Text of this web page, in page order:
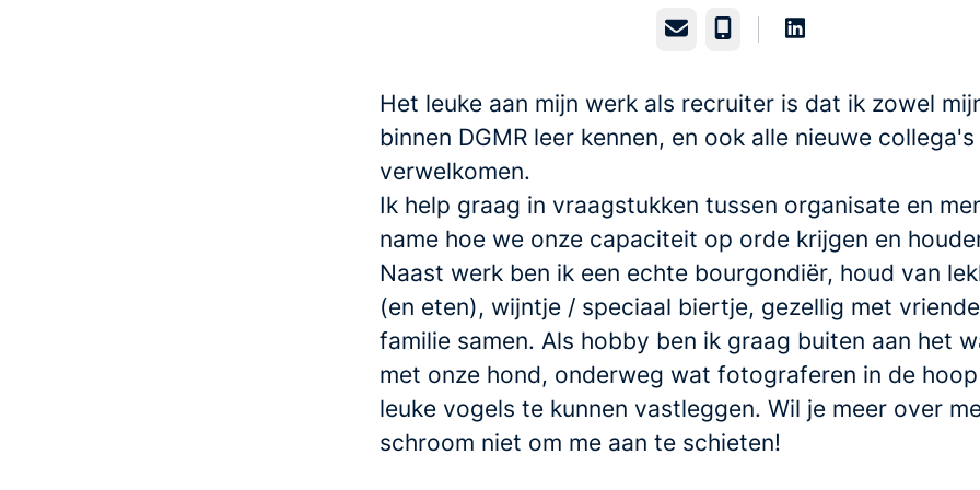
E-mailadresTelefoonnummer
Het leuke aan mijn werk als recruiter is dat ik zowel
binnen DGMR leer kennen, en ook alle nieuwe
verwelkomen.
Ik help graag in vraagstukken tussen organisate en
name hoe we onze capaciteit op orde krijgen en
Naast werk ben ik een echte bourgondiër, houd van
(en eten), wijntje / speciaal biertje, gezellig met
familie samen. Als hobby ben ik graag buiten aan het
met onze hond, onderweg wat fotograferen in de
leuke vogels te kunnen vastleggen. Wil je meer over
schroom niet om me aan te schieten!